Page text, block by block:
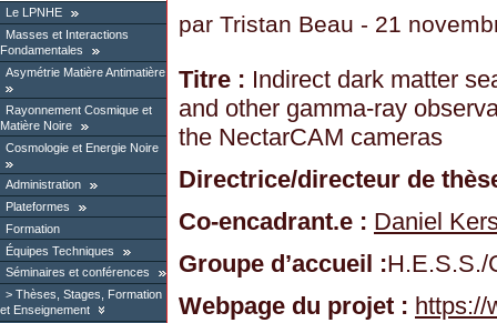
Le LPNHE
Masses et Interactions
Fondamentales
Asymétrie Matière Antimatière
Rayonnement Cosmique et
Matière Noire
Cosmologie et Energie Noire
Administration
Plateformes
Formation
Équipes Techniques
Séminaires et conférences
Thèses, Stages, Formation
et Enseignement
par Tristan Beau - 21
Titre : Indirect dark matter
and other gamma-ray
the NectarCAM cameras
Directrice/directeur de
Co-encadrant.e : Daniel
Groupe d’accueil :H.E.S.S./
Webpage du projet : https://